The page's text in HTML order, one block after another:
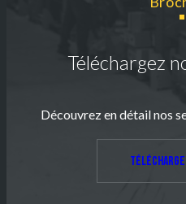
Téléchargez
Découvrez en détail nos